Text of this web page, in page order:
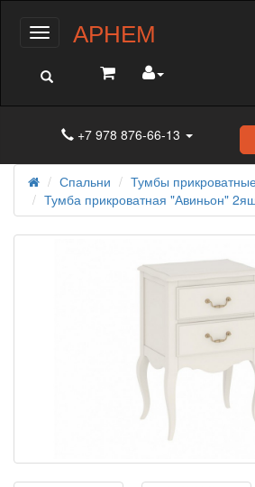
МенюАРНЕМ
+7 978 876-66-13
Спальни
Тумбы
Тумба прикроватная "Авиньон"